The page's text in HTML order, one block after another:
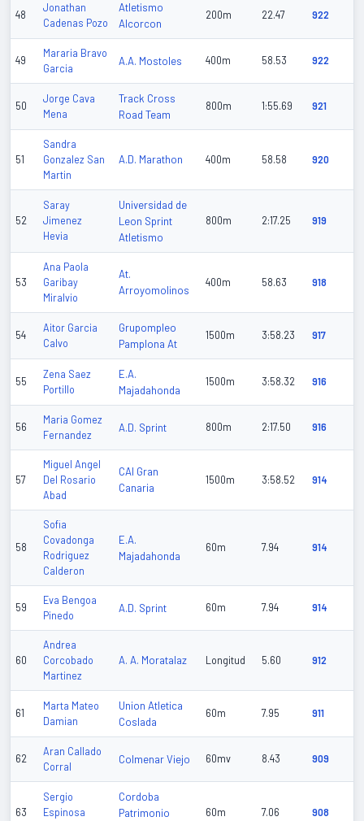
48
Jonathan
Cadenas Pozo
Atletismo
Alcorcon
200m 22.47 922
49
Mararia Bravo
Garcia
A.A. Mostoles 400m 58.53 922
50
Jorge Cava
Mena
Track Cross
Road Team
800m 1:55.69 921
51
Sandra
Gonzalez San
Martin
A.D. Marathon 400m 58.58 920
52
Saray
Jimenez
Hevia
Universidad de
Leon Sprint
Atletismo
800m 2:17.25 919
53
Ana Paola
Garibay
Miralvio
At.
Arroyomolinos
400m 58.63 918
54
Aitor Garcia
Calvo
Grupompleo
Pamplona At
1500m 3:58.23 917
55
Zena Saez
Portillo
E.A.
Majadahonda
1500m 3:58.32 916
56
Maria Gomez
Fernandez
A.D. Sprint 800m 2:17.50 916
57
Miguel Angel
Del Rosario
Abad
CAI Gran
Canaria
1500m 3:58.52 914
58
Sofia
Covadonga
Rodriguez
Calderon
E.A.
Majadahonda
60m 7.94 914
59
Eva Bengoa
Pinedo
A.D. Sprint 60m 7.94 914
60
Andrea
Corcobado
Martinez
A. A. Moratalaz Longitud 5.60 912
61
Marta Mateo
Damian
Union Atletica
Coslada
60m 7.95 911
62
Aran Callado
Corral
Colmenar Viejo 60mv 8.43 909
63
Sergio
Espinosa
Cordoba
Patrimonio
60m 7.06 908